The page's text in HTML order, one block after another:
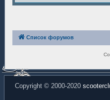
Список форумов
Copyright © 2000-2020